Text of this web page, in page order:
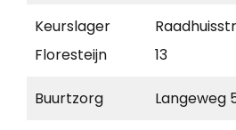
Keurslager
Floresteijn
13
Buurtzorg Langeweg